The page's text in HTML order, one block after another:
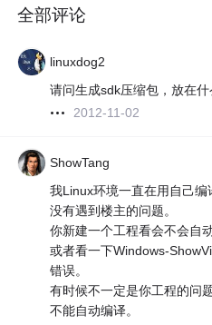
全部评论
linuxdog2
请问生成sdk压缩包，放在什
2012-11-02
ShowTang
我Linux环境一直在用自己编
没有遇到楼主的问题。
你新建一个工程看会不会自动
或者看一下Windows-
错误。
有时候不一定是你工程的问
不能自动编译。